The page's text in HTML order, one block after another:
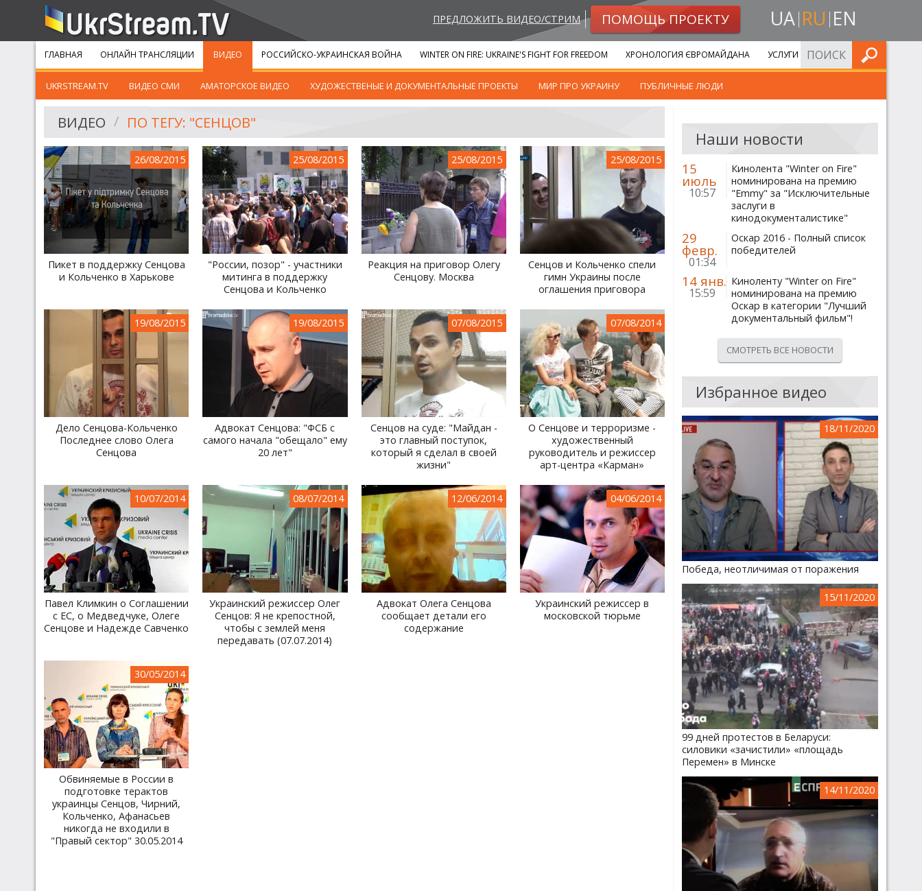
ПРЕДЛОЖИТЬ ВИДЕО/СТРИМ ПОМОЩЬ ПРОЕКТУ UA RU EN
ГЛАВНАЯ ОНЛАЙН ТРАНСЛЯЦИИ ВИДЕО
UKRSTREAM.TV ВИДЕО СМИ АМАТОРСКОЕ ВИДЕО ХУДОЖЕСТВЕНЫЕ И ДОКУМЕНТАЛЬНЫЕ ПРОЕКТЫ МИР ПРО УКРАИНУ ПУБЛИЧНЫЕ ЛЮДИ
РОССИЙСКО-УКРАИНСКАЯ ВОЙНА WINTER ON FIRE: UKRAINE'S FIGHT FOR FREEDOM ХРОНОЛОГИЯ ЄВРОМАЙДАНА УСЛУГИ ИСКАТЬ
ВИДЕО ПО ТЕГУ: "СЕНЦОВ"
26/08/2015
Пикет в поддержку Сенцова
и Кольченко в Харькове
25/08/2015
"России, позор" - участники
митинга в поддержку
Сенцова и Кольченко
25/08/2015
Реакция на приговор Олегу
Сенцову. Москва
25/08/2015
Сенцов и Кольченко спели
гимн Украины после
оглашения приговора
19/08/2015
Дело Сенцова-Кольченко
Последнее слово Олега
Сенцова
19/08/2015
Адвокат Сенцова: "ФСБ с
самого начала "обещало" ему
20 лет"
07/08/2015
Сенцов на суде: "Майдан -
это главный поступок,
который я сделал в своей
жизни"
07/08/2014
О Сенцове и терроризме -
художественный
руководитель и режиссер
арт-центра «Карман»
10/07/2014
Павел Климкин о Соглашении
с ЕС, о Медведчуке, Олеге
Сенцове и Надежде Савченко
08/07/2014
Украинский режиссер Олег
Сенцов: Я не крепостной,
чтобы с землей меня
передавать (07.07.2014)
12/06/2014
Адвокат Олега Сенцова
сообщает детали его
содержание
04/06/2014
Украинский режиссер в
московской тюрьме
30/05/2014
Обвиняемые в России в
подготовке терактов
украинцы Сенцов, Чирний,
Кольченко, Афанасьев
никогда не входили в
"Правый сектор" 30.05.2014
Наши новости
15
июль
10:57
Кинолента "Winter on Fire"
номинирована на премию
"Emmy" за "Исключительные
заслуги в
кинодокументалистике"
29
февр.
01:34
Оскар 2016 - Полный список
победителей
14 янв.
15:59
Киноленту "Winter on Fire"
номинирована на премию
Оскар в категории "Лучший
документальный фильм"!
СМОТРЕТЬ ВСЕ НОВОСТИ
Избранное видео
18/11/2020
Победа, неотличимая от поражения
15/11/2020
99 дней протестов в Беларуси:
силовики «зачистили» «площадь
Перемен» в Минске
14/11/2020